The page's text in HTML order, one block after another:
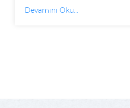
Devamını Oku...